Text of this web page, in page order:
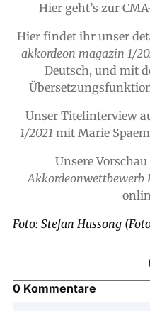
Hier geht’s zur
Hier findet ihr unser
akkordeon magazin 1/
Deutsch, und mit
Unser Titelinterview
1/2021 mit Marie
Unsere
Akkordeonwettbewerb
Foto: Stefan Hussong
0 Kommentare